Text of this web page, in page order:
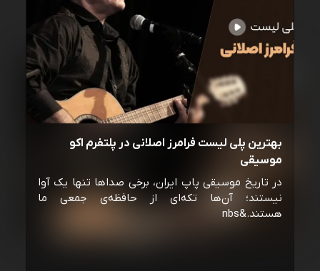
بهترین پلی لیست فرامرز اصلانی در پلتفرم اکو
موسیقی
در تاریخ موسیقی پاپ ایران، برخی صداها تنها یک آوا
نیستند؛ آن‌ها تکه‌ای از حافظه‌ی جمعی ما
هستند.&nbs